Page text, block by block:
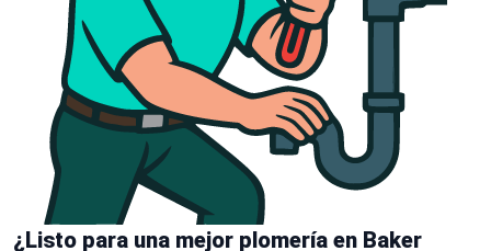
¿Listo para una mejor plomería en Baker